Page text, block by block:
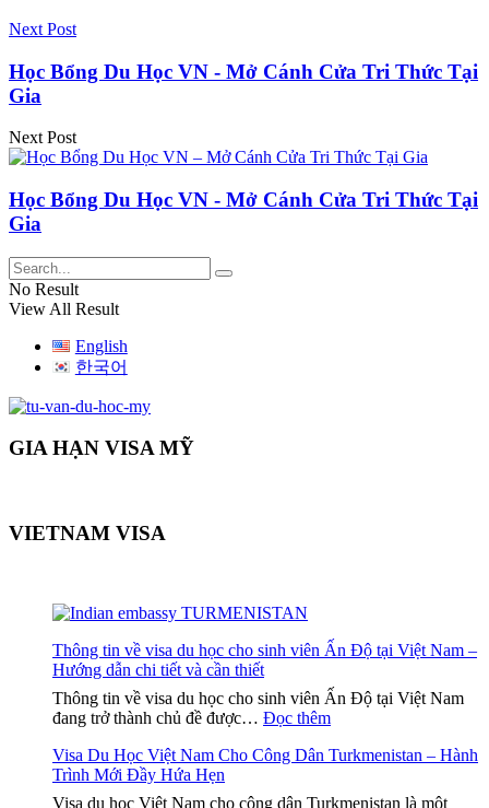
Next Post
Học Bổng Du Học VN - Mở Cánh Cửa Tri Thức Tại
Gia
Next Post
Học Bổng Du Học VN - Mở Cánh Cửa Tri Thức Tại
Gia
No Result
View All Result
English
한국어
GIA HẠN VISA MỸ
VIETNAM VISA
Thông tin về visa du học cho sinh viên Ấn Độ tại Việt Nam –
Hướng dẫn chi tiết và cần thiết
Thông tin về visa du học cho sinh viên Ấn Độ tại Việt Nam
đang trở thành chủ đề được… Đọc thêm:
tin
visa
Visa Du Học Việt Nam Cho Công Dân Turkmenistan – Hành
Trình Mới Đầy Hứa Hẹn
Visa du học Việt Nam cho công dân Turkmenistan là một